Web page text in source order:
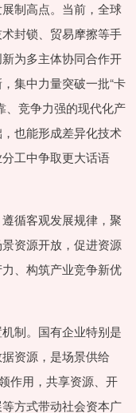
制高点。当前，全球
封锁、贸易摩擦等手
为多主体协同合作开
集中力量突破一批“卡
、竞争力强的现代化产
也能形成差异化技术
工中争取更大话语
循客观发展规律，聚
资源开放，促进资源
、构筑产业竞争新优
制。国有企业特别是
资源，是场景供给
作用，共享资源、开
方式带动社会资本广